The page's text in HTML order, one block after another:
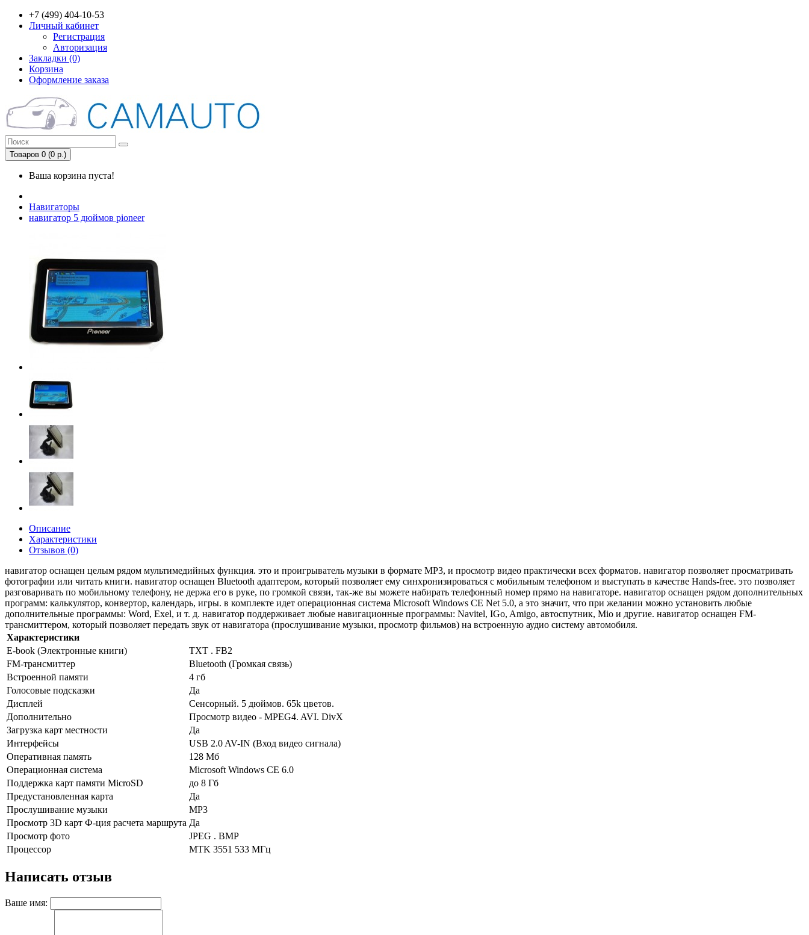
+7 (499) 404-10-53
Личный кабинет
Регистрация
Авторизация
Закладки (0)
Корзина
Оформление заказа
Товаров 0 (0 р.)
Ваша корзина пуста!
Навигаторы
навигатор 5 дюймов pioneer
Описание
Характеристики
Отзывов (0)
навигатор оснащен целым рядом мультимедийных функция. это и проигрыватель музыки в формате MP3, и просмотр видео практически всех форматов. навигатор позволяет просматривать
фотографии или читать книги. навигатор оснащен Bluetooth адаптером, который позволяет ему синхронизироваться с мобильным телефоном и выступать в качестве Hands-free. это позволяет
разговаривать по мобильному телефону, не держа его в руке, по громкой связи, так-же вы можете набирать телефонный номер прямо на навигаторе. навигатор оснащен рядом дополнительных
программ: калькулятор, конвертор, календарь, игры. в комплекте идет операционная система Microsoft Windows CE Net 5.0, а это значит, что при желании можно установить любые
дополнительные программы: Word, Exel, и т. д. навигатор поддерживает любые навигационные программы: Navitel, IGo, Amigo, автоспутник, Mio и другие. навигатор оснащен FM-
трансмиттером, который позволяет передать звук от навигатора (прослушивание музыки, просмотр фильмов) на встроенную аудио систему автомобиля.
Характеристики
E-book (Электронные книги)
TXT . FB2
FM-трансмиттер
Bluetooth (Громкая связь)
Встроенной памяти
4 гб
Голосовые подсказки
Да
Дисплей
Сенсорный. 5 дюймов. 65k цветов.
Дополнительно
Просмотр видео - MPEG4. AVI. DivX
Загрузка карт местности
Да
Интерфейсы
USB 2.0 AV-IN (Вход видео сигнала)
Оперативная память
128 Мб
Операционная система
Microsoft Windows CE 6.0
Поддержка карт памяти MicroSD
до 8 Гб
Предустановленная карта
Да
Прослушивание музыки
MP3
Просмотр 3D карт Ф-ция расчета маршрута Да
Просмотр фото
JPEG . BMP
Процессор
MTK 3551 533 МГц
Написать отзыв
Ваше имя: